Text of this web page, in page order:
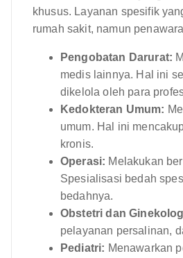
khusus. Layanan spesifik
rumah sakit, namun
Pengobatan Darurat:
medis lainnya. Hal ini
dikelola oleh para
Kedokteran Umum:
umum. Hal ini
kronis.
Operasi: Melakukan
Spesialisasi bedah
bedahnya.
Obstetri dan
pelayanan persalinan,
Pediatri: Menawarkan